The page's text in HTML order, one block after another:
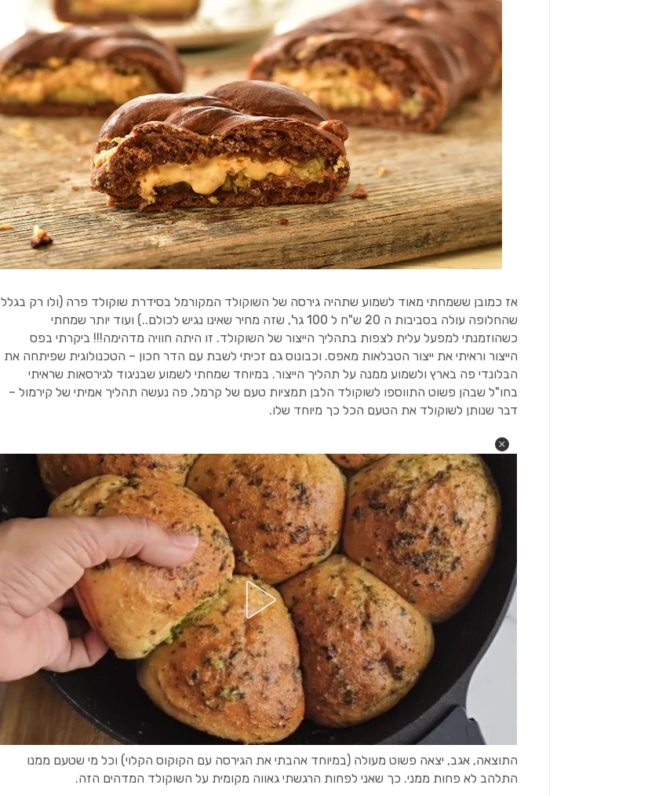
אז כמובן ששמחתי מאוד לשמוע שתהיה גירסה של השוקולד המקורמל בסידרת שוקולד פרה (ולו רק בגלל
שהחלופה עולה בסביבות ה 20 ש"ח ל 100 גר', שזה מחיר שאינו נגיש לכולם..) ועוד יותר שמחתי
כשהוזמנתי למפעל עלית לצפות בתהליך הייצור של השוקולד. זו היתה חוויה מדהימה!!! ביקרתי בפס
הייצור וראיתי את ייצור הטבלאות מאפס. וכבונוס גם זכיתי לשבת עם הדר חכון – הטכנולוגית שפיתחה את
הבלונדי פה בארץ ולשמוע ממנה על תהליך הייצור. במיוחד שמחתי לשמוע שבניגוד לגירסאות שראיתי
בחו"ל שבהן פשוט התווספו לשוקולד הלבן תמציות טעם של קרמל, פה נעשה תהליך אמיתי של קירמול –
דבר שנותן לשוקולד את הטעם הכל כך מיוחד שלו.
התוצאה, אגב, יצאה פשוט מעולה (במיוחד אהבתי את הגירסה עם הקוקוס הקלוי) וכל מי שטעם ממנו
התלהב לא פחות ממני. כך שאני לפחות הרגשתי גאווה מקומית על השוקולד המדהים הזה.